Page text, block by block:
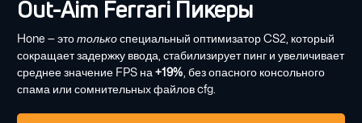
Out-Aim Ferrari Пикеры
Hone — этотолькоспециальный оптимизатор CS2, который
сокращает задержку ввода, стабилизирует пинг и увеличивает
среднее значение FPS на +19% , без опасного консольного
спама или сомнительных файлов cfg.